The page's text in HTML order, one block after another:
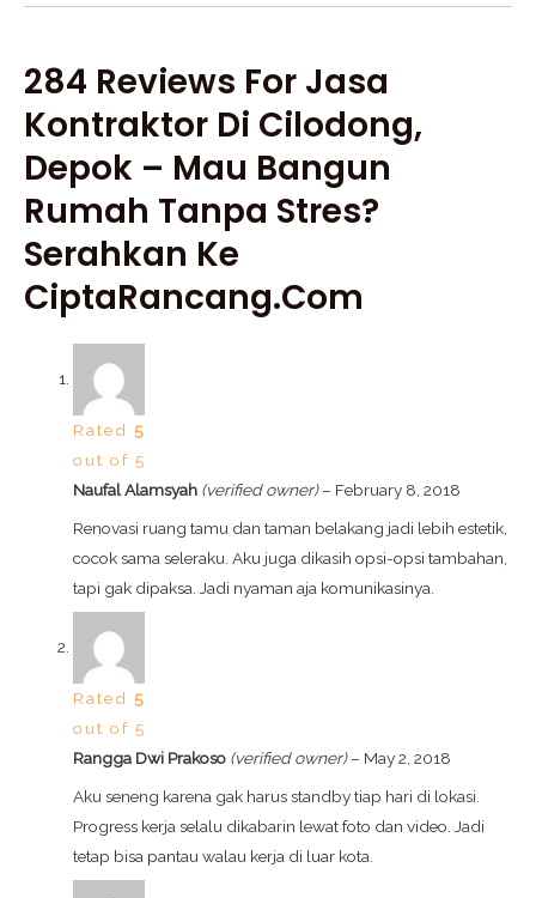
284 Reviews For Jasa
Kontraktor Di Cilodong,
Depok – Mau Bangun
Rumah Tanpa Stres?
Serahkan Ke
CiptaRancang.com
Rated5
out of 5
Naufal Alamsyah (verified owner) – February 8, 2018
Renovasi ruang tamu dan taman belakang jadi lebih estetik,
cocok sama seleraku. Aku juga dikasih opsi-opsi tambahan,
tapi gak dipaksa. Jadi nyaman aja komunikasinya.
Rated5
out of 5
Rangga Dwi Prakoso (verified owner) – May 2, 2018
Aku seneng karena gak harus standby tiap hari di lokasi.
Progress kerja selalu dikabarin lewat foto dan video. Jadi
tetap bisa pantau walau kerja di luar kota.